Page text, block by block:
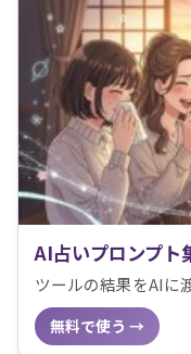
AI占いプロンプト
ツールの結果をAIに
無料で使う →